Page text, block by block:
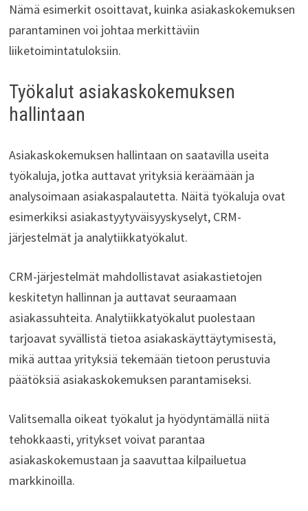
Nämä esimerkit osoittavat, kuinka asiakaskokemuksen
parantaminen voi johtaa merkittäviin
liiketoimintatuloksiin.
Työkalut asiakaskokemuksen
hallintaan
Asiakaskokemuksen hallintaan on saatavilla useita
työkaluja, jotka auttavat yrityksiä keräämään ja
analysoimaan asiakaspalautetta. Näitä työkaluja ovat
esimerkiksi asiakastyytyväisyyskyselyt, CRM-
järjestelmät ja analytiikkatyökalut.
CRM-järjestelmät mahdollistavat asiakastietojen
keskitetyn hallinnan ja auttavat seuraamaan
asiakassuhteita. Analytiikkatyökalut puolestaan
tarjoavat syvällistä tietoa asiakaskäyttäytymisestä,
mikä auttaa yrityksiä tekemään tietoon perustuvia
päätöksiä asiakaskokemuksen parantamiseksi.
Valitsemalla oikeat työkalut ja hyödyntämällä niitä
tehokkaasti, yritykset voivat parantaa
asiakaskokemustaan ja saavuttaa kilpailuetua
markkinoilla.